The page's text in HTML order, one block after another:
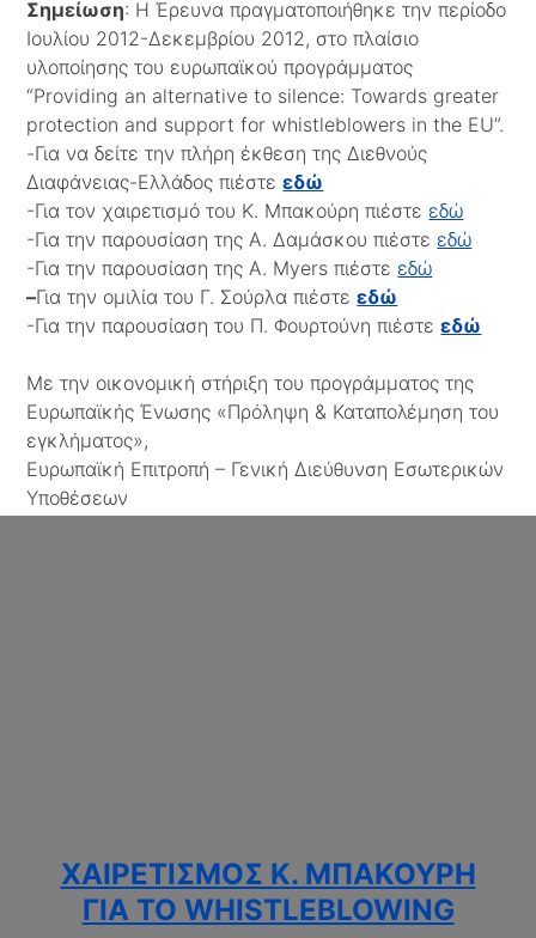
Σημείωση: Η Έρευνα πραγματοποιήθηκε την περίοδο
Ιουλίου 2012-Δεκεμβρίου 2012, στο πλαίσιο
υλοποίησης του ευρωπαϊκού προγράμματος
“Providing an alternative to silence: Towards greater
protection and support for whistleblowers in the EU”.
-Για να δείτε την πλήρη έκθεση της Διεθνούς
Διαφάνειας-Ελλάδος πιέστεεδώ
-Για τον χαιρετισμό του Κ. Μπακούρη πιέστε εδώ
-Για την παρουσίαση της Α. Δαμάσκου πιέστε εδώ
-Για την παρουσίαση της A. Myers πιέστε εδώ
–Για την ομιλία του Γ. Σούρλα πιέστεεδώ
-Για την παρουσίαση του Π. Φουρτούνη πιέστεεδώ
Με την οικονομική στήριξη του προγράμματος της
Ευρωπαϊκής Ένωσης «Πρόληψη & Καταπολέμηση του
εγκλήματος»,
Ευρωπαϊκή Επιτροπή – Γενική Διεύθυνση Εσωτερικών
Υποθέσεων
ΧΑΙΡΕΤΙΣΜΌΣ Κ. ΜΠΑΚΟΎΡΗ
ΓΙΑ ΤΟ WHISTLEBLOWING